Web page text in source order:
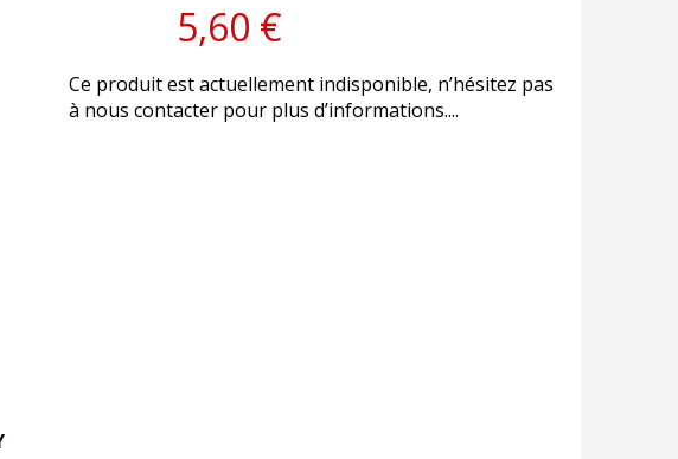
5,60 €
Ce produit est actuellement indisponible, n’hésitez pas
à nous contacter pour plus d’informations....